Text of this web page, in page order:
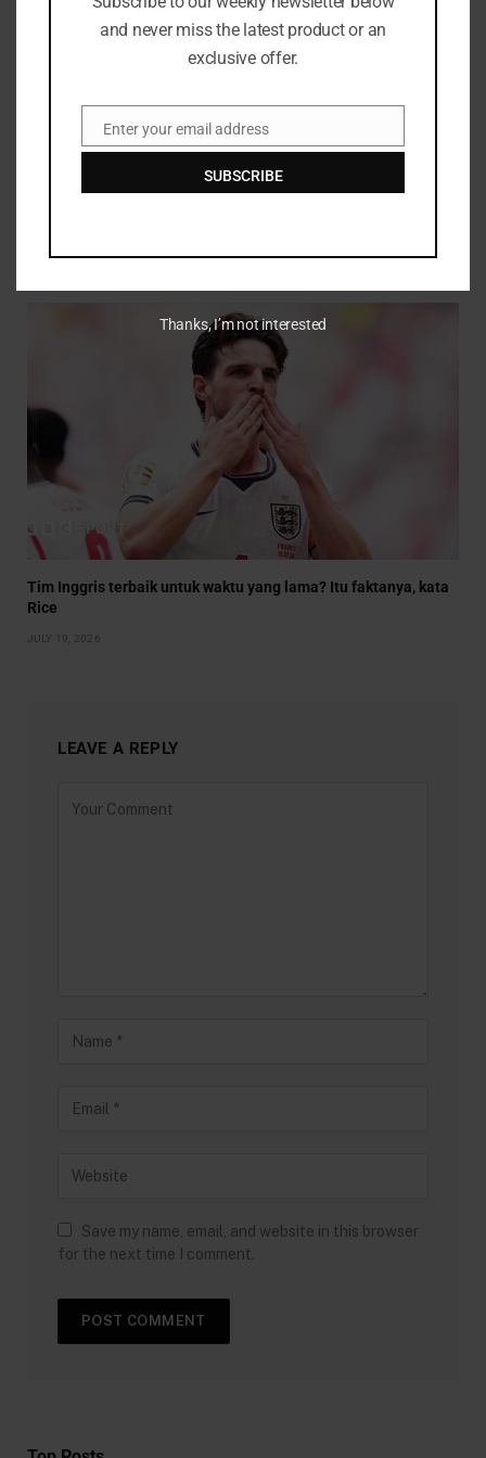
Tim Inggris terbaik untuk waktu yang lama? Itu faktanya, kata
Rice
JULY 19, 2026
LEAVE A REPLY
Save my name, email, and website in this browser
for the next time I comment.
and never miss the latest product or an
exclusive offer.
EmailEnter your email address
SUBSCRIBE
Thanks, I’m not interested